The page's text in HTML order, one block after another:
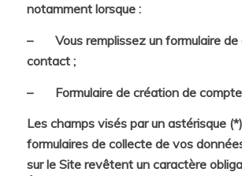
notamment lorsque :
– Vous remplissez un formulaire de
contact ;
– Formulaire de création de compte
Les champs visés par un astérisque
formulaires de collecte de vos
sur le Site revêtent un caractère